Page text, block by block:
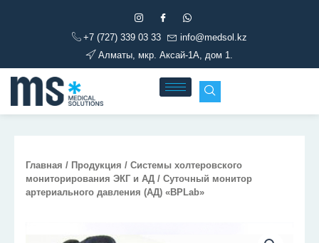
+7 (727) 339 03 33
info@medsol.kz
Алматы, мкр. Аксай-1А, дом 1.
Главная / Продукция / Системы холтеровского
мониторирования ЭКГ и АД / Суточный монитор
артериального давления (АД) «BPLab»